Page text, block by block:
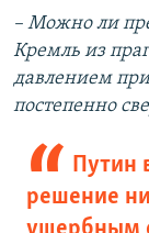
– Можно ли
Кремль из
давлением
постепенно
Путин
решение